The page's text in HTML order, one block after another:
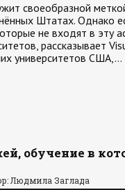
своеобразной
Штатах. Однако
не входят в эту
рассказывает
университетов США,…
обучение в
Людмила Заглада